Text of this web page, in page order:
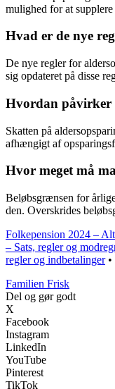
mulighed for at
Hvad er de nye
De nye regler for
sig opdateret på disse
Hvordan påvirker
Skatten på
afhængigt af
Hvor meget må
Beløbsgrænsen for
den. Overskrides
Folkepension 2024 –
– Sats, regler og
regler og indbetalinger•
Familien Frisk
Del og gør godt
X
Facebook
Instagram
LinkedIn
YouTube
Pinterest
TikTok